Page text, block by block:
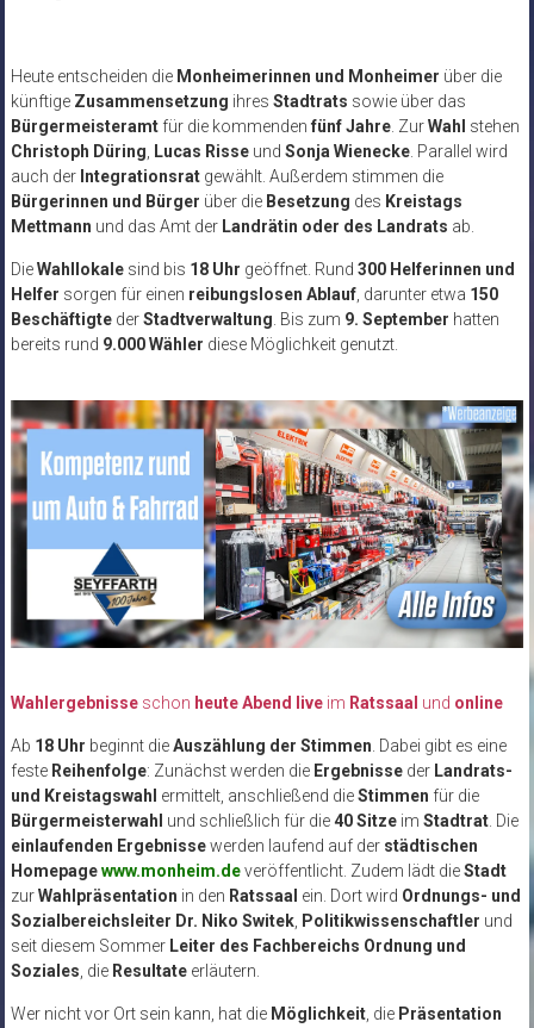
Heute entscheiden die Monheimerinnen und Monheimer über die
künftige Zusammensetzung ihres Stadtrats sowie über das
Bürgermeisteramtfür die kommenden fünf Jahre. ZurWahl stehen
Christoph Düring, Lucas Risseund Sonja Wienecke. Parallel wird
auch der Integrationsratgewählt. Außerdem stimmen die
Bürgerinnen und Bürger über die Besetzung des Kreistags
Mettmann und das Amt der Landrätin oder des Landrats ab.
DieWahllokalesind bis 18 Uhr geöffnet. Rund 300 Helferinnen und
Helfer sorgen für einen reibungslosen Ablauf, darunter etwa 150
BeschäftigtederStadtverwaltung. Bis zum 9. September hatten
bereits rund 9.000 Wähler diese Möglichkeit genutzt.
Wahlergebnisseschon heute Abend liveim Ratssaal und online
Ab 18 Uhr beginnt dieAuszählung der Stimmen . Dabei gibt es eine
feste Reihenfolge: Zunächst werden die Ergebnisseder Landrats-
und Kreistagswahl ermittelt, anschließend dieStimmen für die
Bürgermeisterwahl und schließlich für die40 Sitzeim Stadtrat. Die
einlaufenden Ergebnissewerden laufend auf der städtischen
Homepagewww.monheim.deveröffentlicht. Zudem lädt dieStadt
zurWahlpräsentation in den Ratssaal ein. Dort wird Ordnungs- und
Sozialbereichsleiter Dr. Niko Switek, Politikwissenschaftler und
seit diesem Sommer Leiter des Fachbereichs Ordnung und
Soziales , die Resultateerläutern.
Wer nicht vor Ort sein kann, hat die Möglichkeit, die Präsentation